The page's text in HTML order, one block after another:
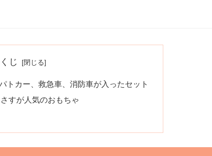
じ
トカー、救急車、消防車が入ったセット
すが人気のおもちゃ